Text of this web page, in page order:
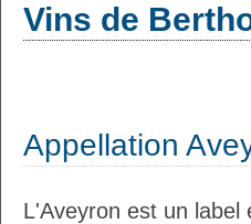
Vins de
Appellation
L'Aveyron est un label